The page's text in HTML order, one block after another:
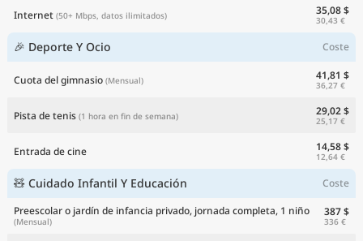
Internet (50+ Mbps, datos ilimitados) 35,08 $
30,43 €
🎉 Deporte Y Ocio Coste
Cuota del gimnasio (Mensual) 41,81 $
36,27 €
Pista de tenis (1 hora en fin de semana) 29,02 $
25,17 €
Entrada de cine 14,58 $
12,64 €
🧸 Cuidado Infantil Y Educación
Coste
Preescolar o jardín de infancia privado, jornada completa, 1 niño
(Mensual)
387 $
336 €